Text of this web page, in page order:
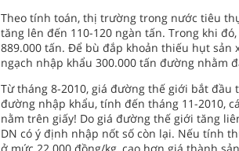
Theo tính toán, thị trường trong nước tiêu
tăng lên đến 110-120 ngàn tấn. Trong khi
889.000 tấn. Để bù đắp khoản thiếu hụt sản
ngạch nhập khẩu 300.000 tấn đường nhằm
Từ tháng 8-2010, giá đường thế giới bắt
đường nhập khẩu, tính đến tháng 11-2010,
nằm trên giấy! Do giá đường thế giới tăng
DN có ý định nhập nốt số còn lại. Nếu tính